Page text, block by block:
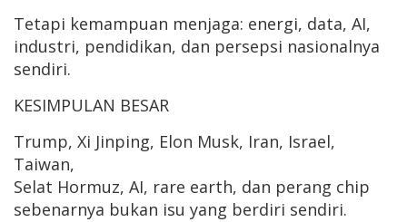
Tetapi kemampuan menjaga: energi, data, AI,
industri, pendidikan, dan persepsi nasionalnya
sendiri.
KESIMPULAN BESAR
Trump, Xi Jinping, Elon Musk, Iran, Israel,
Taiwan,
Selat Hormuz, AI, rare earth, dan perang chip
sebenarnya bukan isu yang berdiri sendiri.